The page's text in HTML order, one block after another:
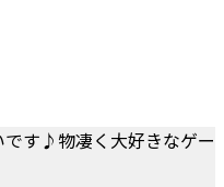
す♪物凄く大好きなゲー